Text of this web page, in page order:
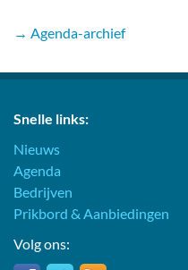
→ Agenda-archief
Snelle links:
Nieuws
Agenda
Bedrijven
Prikbord & Aanbiedingen
Volg ons: